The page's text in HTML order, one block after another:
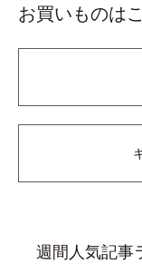
お買いものは
週間人気記事